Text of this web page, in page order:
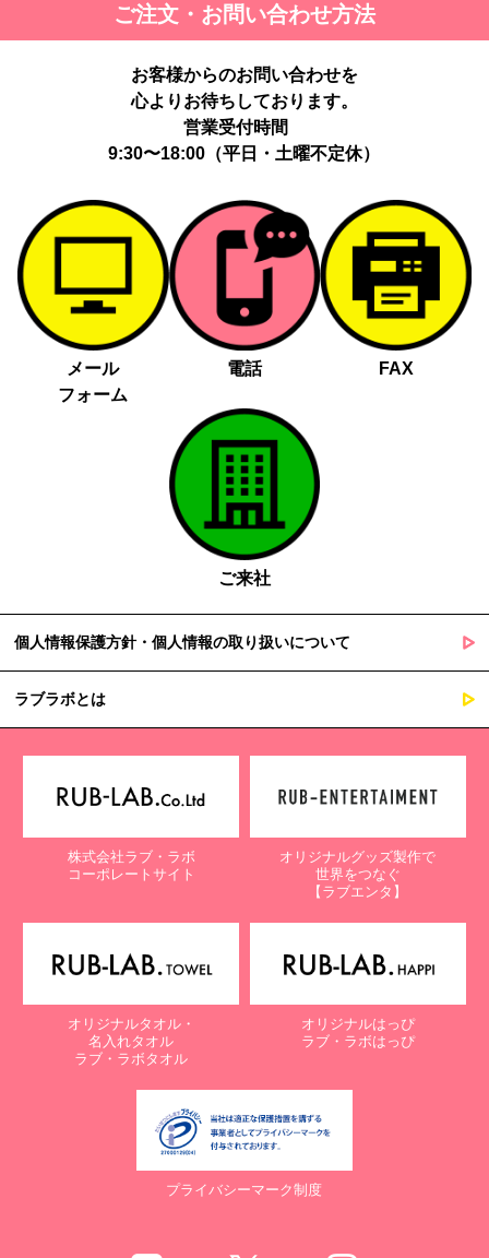
ご注文・お問い合わせ方法
お客様からのお問い合わせを
心よりお待ちしております。
営業受付時間
9:30〜18:00（平日・土曜不定休）
メール
フォーム
電話 FAX
ご来社
個人情報保護方針・個人情報の取り扱いについて
ラブラボとは
株式会社ラブ・ラボ
コーポレートサイト
オリジナルグッズ製作で
世界をつなぐ
【ラブエンタ】
オリジナルタオル・
名入れタオル
ラブ・ラボタオル
オリジナルはっぴ
ラブ・ラボはっぴ
プライバシーマーク制度